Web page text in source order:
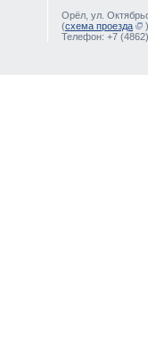
Орёл, ул.
(схема проезда
)
Телефон: +7